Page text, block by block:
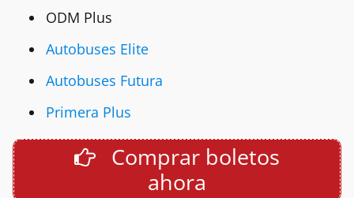
ODM Plus
Autobuses Elite
Autobuses Futura
Primera Plus
Comprar boletos
ahora